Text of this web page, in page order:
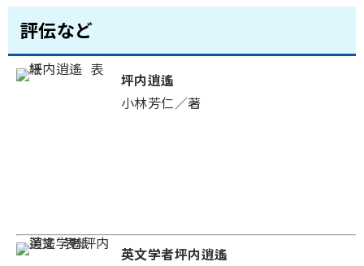
評伝など
坪内逍遙
小林芳仁／著
英文学者坪内逍遙